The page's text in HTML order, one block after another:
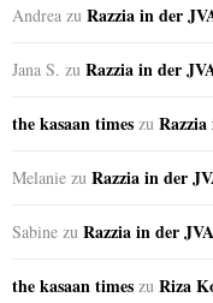
Andrea zu Razzia in der
Jana S. zu Razzia in der
the kasaan times zu
Melanie zu Razzia in der
Sabine zu Razzia in der
the kasaan times zu Riza